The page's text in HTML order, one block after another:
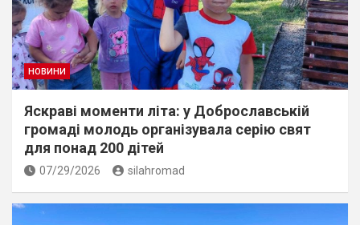
НОВИНИ
Яскраві моменти літа: у Доброславській
громаді молодь організувала серію свят
для понад 200 дітей
07/29/2026 silahromad